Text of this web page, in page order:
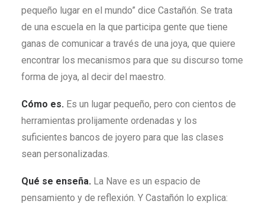
pequeño lugar en el mundo” dice Castañón. Se trata
de una escuela en la que participa gente que tiene
ganas de comunicar a través de una joya, que quiere
encontrar los mecanismos para que su discurso tome
forma de joya, al decir del maestro.
Cómo es. Es un lugar pequeño, pero con cientos de
herramientas prolijamente ordenadas y los
suficientes bancos de joyero para que las clases
sean personalizadas.
Qué se enseña. La Nave es un espacio de
pensamiento y de reflexión. Y Castañón lo explica: